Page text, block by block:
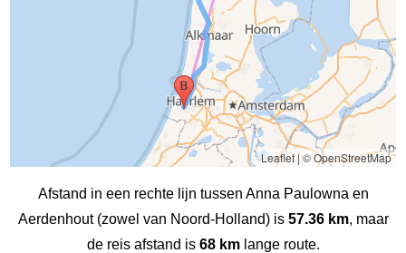
Leaflet| © OpenStreetMap
Afstand in een rechte lijn tussen Anna Paulowna en
Aerdenhout (zowel van Noord-Holland) is 57.36 km, maar
de reis afstand is 68 kmlange route.